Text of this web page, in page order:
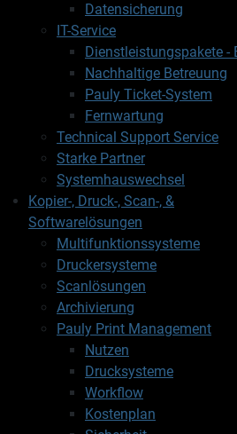
Datensicherung
IT-Service
Dienstleistungspakete -
Nachhaltige Betreuung
Pauly Ticket-System
Fernwartung
Technical Support Service
Starke Partner
Systemhauswechsel
Kopier-, Druck-, Scan-, &
Softwarelösungen
Multifunktionssysteme
Druckersysteme
Scanlösungen
Archivierung
Pauly Print Management
Nutzen
Drucksysteme
Workflow
Kostenplan